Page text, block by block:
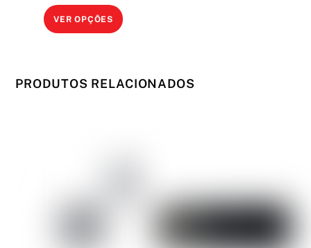
VER OPÇÕES
Este
variantes.
PRODUTOS RELACIONADOS